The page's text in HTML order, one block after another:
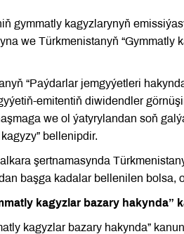
gymmatly kagyzlarynyň
we Türkmenistanyň “Gymmatly
“Paýdarlar jemgyýetleri
emitentiň diwidendler
we ol ýatyrylandan soň
bellenipdir.
şertnamasynda
başga kadalar bellenilen bolsa,
kagyzlar bazary hakynda”
kagyzlar bazary hakynda”